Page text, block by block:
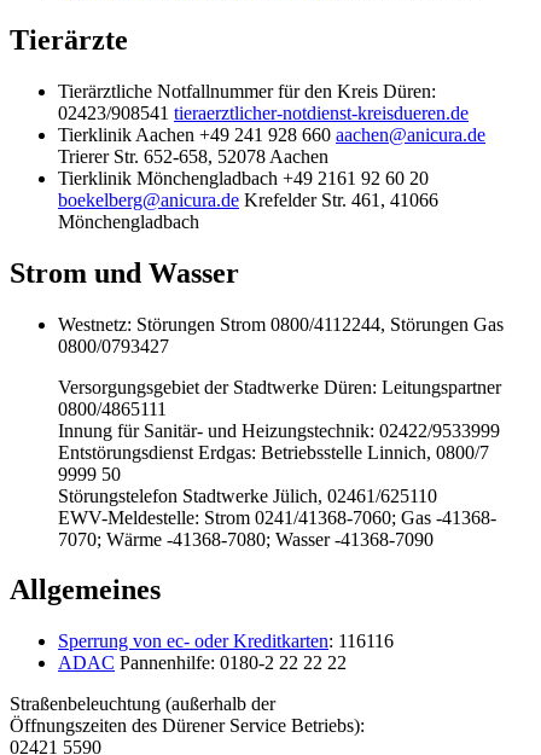
Tierärzte
Tierärztliche Notfallnummer für den Kreis Düren:
02423/908541 tieraerztlicher-notdienst-kreisdueren.de
Tierklinik Aachen +49 241 928 660 aachen@anicura.de
Trierer Str. 652-658, 52078 Aachen
Tierklinik Mönchengladbach +49 2161 92 60 20
boekelberg@anicura.de Krefelder Str. 461, 41066
Mönchengladbach
Strom und Wasser
Westnetz: Störungen Strom 0800/4112244, Störungen Gas
0800/0793427
Versorgungsgebiet der Stadtwerke Düren: Leitungspartner
0800/4865111
Innung für Sanitär- und Heizungstechnik: 02422/9533999
Entstörungsdienst Erdgas: Betriebsstelle Linnich, 0800/7
9999 50
Störungstelefon Stadtwerke Jülich, 02461/625110
EWV-Meldestelle: Strom 0241/41368-7060; Gas -41368-
7070; Wärme -41368-7080; Wasser -41368-7090
Allgemeines
Sperrung von ec- oder Kreditkarten: 116116
ADAC Pannenhilfe: 0180-2 22 22 22
Straßenbeleuchtung (außerhalb der
Öffnungszeiten des Dürener Service Betriebs):
02421 5590